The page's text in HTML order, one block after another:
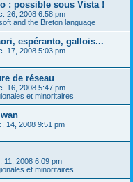
: possible sous Vista !
26, 2008 6:58 pm
and the Breton language
espéranto, gallois...
17, 2008 5:03 pm
de réseau
16, 2008 5:47 pm
et minoritaires
14, 2008 9:51 pm
11, 2008 6:09 pm
et minoritaires